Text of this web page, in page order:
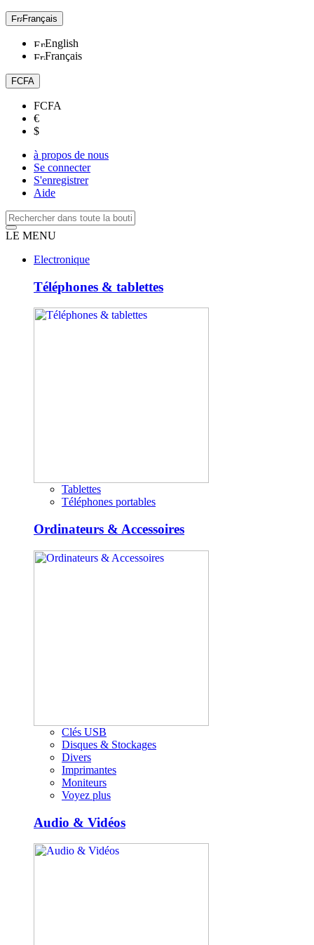
Français
English
Français
FCFA
FCFA
€
$
à propos de nous
Se connecter
S'enregistrer
Aide
LE MENU
Electronique
Téléphones & tablettes
Tablettes
Téléphones portables
Ordinateurs & Accessoires
Clés USB
Disques & Stockages
Divers
Imprimantes
Moniteurs
Voyez plus
Audio & Vidéos